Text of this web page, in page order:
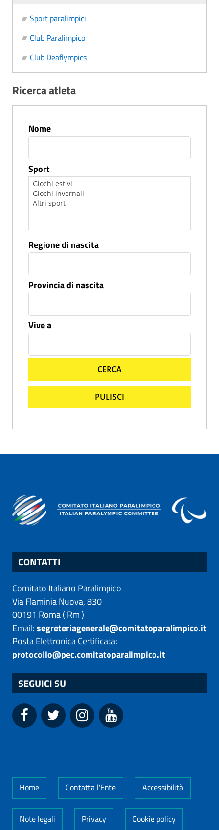
Sport paralimpici
Club Paralimpico
Club Deaflympics
Ricerca atleta
Nome
Sport
Regione di nascita
Provincia di nascita
Vive a
CERCA
PULISCI
CONTATTI
Comitato Italiano Paralimpico
Via Flaminia Nuova, 830
00191 Roma( Rm)
Email:segreteriagenerale@comitatoparalimpico.it
Posta Elettronica Certificata:
protocollo@pec.comitatoparalimpico.it
SEGUICI SU
Home Contatta l'Ente Accessibilità
Note legali Privacy Cookie policy